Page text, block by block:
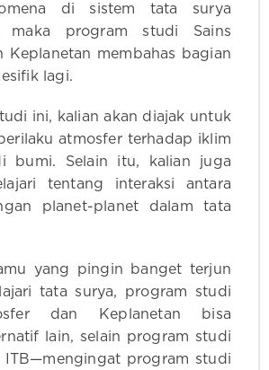
di sistem tata surya
maka program studi Sains
Keplanetan membahas bagian
lagi.
ini, kalian akan diajak untuk
atmosfer terhadap iklim
bumi. Selain itu, kalian juga
tentang interaksi antara
planet-planet dalam tata
yang pingin banget terjun
tata surya, program studi
dan Keplanetan bisa
lain, selain program studi
ITB—mengingat program studi